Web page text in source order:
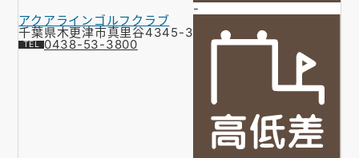
-
アクアラインゴルフクラブ
千葉県木更津市真里谷4345-3
0438-53-3800